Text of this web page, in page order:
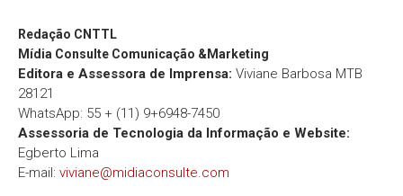
Redação CNTTL
Mídia Consulte Comunicação &Marketing
Editora e Assessora de Imprensa: Viviane Barbosa MTB
28121
WhatsApp: 55 + (11) 9+6948-7450
Assessoria de Tecnologia da Informação e Website:
Egberto Lima
E-mail: viviane@midiaconsulte.com